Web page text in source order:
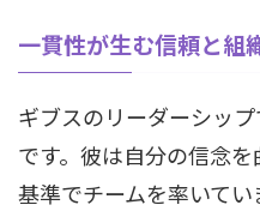
一貫性が生む信頼と組
ギブスのリーダーシッ
です。彼は自分の信念
基準でチームを率いて